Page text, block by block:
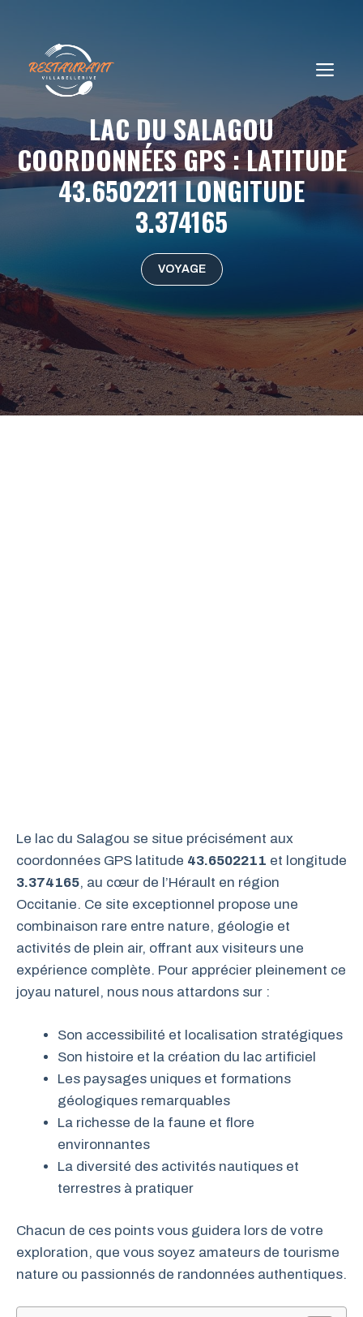
contenu
LAC DU SALAGOU
COORDONNÉES GPS : LATITUDE
43.6502211 LONGITUDE
3.374165
VOYAGE
Le lac du Salagou se situe précisément aux
coordonnées GPS latitude 43.6502211 et longitude
3.374165, au cœur de l’Hérault en région
Occitanie. Ce site exceptionnel propose une
combinaison rare entre nature, géologie et
activités de plein air, offrant aux visiteurs une
expérience complète. Pour apprécier pleinement ce
joyau naturel, nous nous attardons sur :
Son accessibilité et localisation stratégiques
Son histoire et la création du lac artificiel
Les paysages uniques et formations
géologiques remarquables
La richesse de la faune et flore
environnantes
La diversité des activités nautiques et
terrestres à pratiquer
Chacun de ces points vous guidera lors de votre
exploration, que vous soyez amateurs de tourisme
nature ou passionnés de randonnées authentiques.